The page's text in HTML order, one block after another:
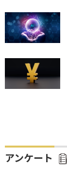
アンケート